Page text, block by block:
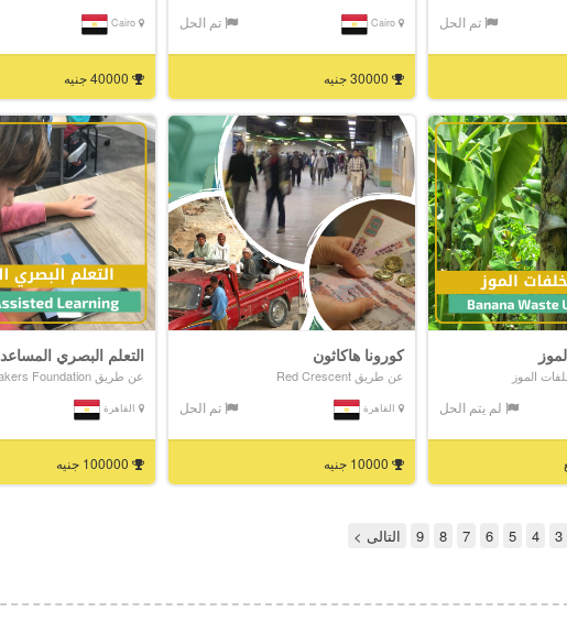
تم الحل Cairo تم الحل
30000 جنيه
Cairo
40000 جنيه
الموز
لم يتم الحل
كورونا هاكاثون
عن طريق Red Crescent
القاهرة تم الحل
10000 جنيه
التعلم البصري المساعد
عن طريق Life Makers Foundation
القاهرة
100000 جنيه
3
4
5
6
7
8
9 التالى >